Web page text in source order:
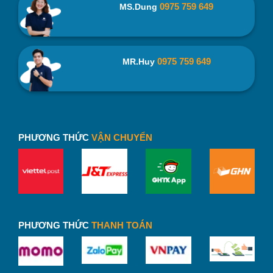
Túi Vải Canvas Dạng Hộp TVC06-4 In Logo Spin Up –
binhnuocteen.com
MS.Dung 0975 759 649
MR.Huy 0975 759 649
PHƯƠNG THỨC VẬN CHUYỂN
PHƯƠNG THỨC THANH TOÁN